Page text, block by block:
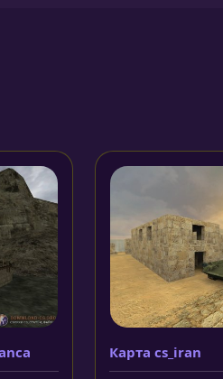
Карта cs_iran